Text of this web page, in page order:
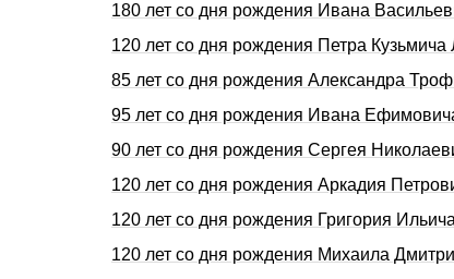
180 лет со дня рождения Ивана
120 лет со дня рождения Петра
85 лет со дня рождения Александра
95 лет со дня рождения Ивана
90 лет со дня рождения Сергея
120 лет со дня рождения Аркадия
120 лет со дня рождения Григория
120 лет со дня рождения Михаила